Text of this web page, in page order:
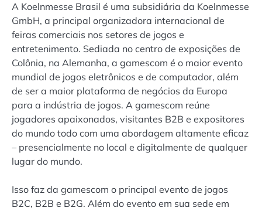
A Koelnmesse Brasil é uma subsidiária da Koelnmesse
GmbH, a principal organizadora internacional de
feiras comerciais nos setores de jogos e
entretenimento. Sediada no centro de exposições de
Colônia, na Alemanha, a gamescom é o maior evento
mundial de jogos eletrônicos e de computador, além
de ser a maior plataforma de negócios da Europa
para a indústria de jogos. A gamescom reúne
jogadores apaixonados, visitantes B2B e expositores
do mundo todo com uma abordagem altamente eficaz
– presencialmente no local e digitalmente de qualquer
lugar do mundo.
Isso faz da gamescom o principal evento de jogos
B2C, B2B e B2G. Além do evento em sua sede em